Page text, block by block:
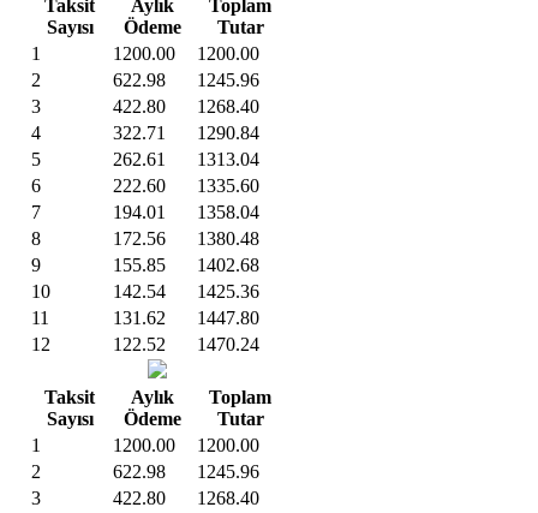
Taksit
Sayısı
Aylık
Ödeme
Toplam
Tutar
1
1200.00
1200.00
2
622.98
1245.96
3
422.80
1268.40
4
322.71
1290.84
5
262.61
1313.04
6
222.60
1335.60
7
194.01
1358.04
8
172.56
1380.48
9
155.85
1402.68
10
142.54
1425.36
11
131.62
1447.80
12
122.52 1470.24
Taksit
Sayısı
Aylık
Ödeme
Toplam
Tutar
1
1200.00
1200.00
2
622.98
1245.96
3
422.80
1268.40